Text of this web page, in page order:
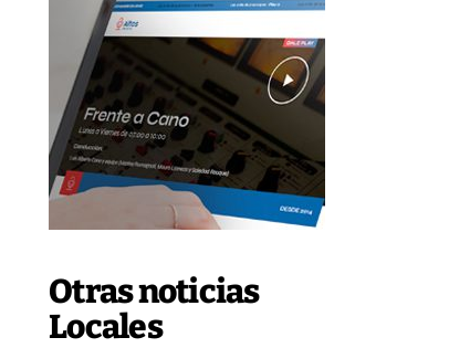
Otras noticias
Locales